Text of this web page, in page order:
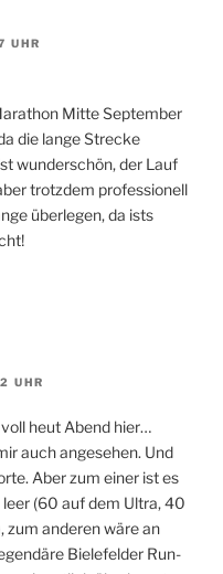
UHR
Mitte September
die lange Strecke
wunderschön, der Lauf
trotzdem professionell
überlegen, da ists
UHR
voll heut Abend hier…
auch angesehen. Und
Aber zum einer ist es
(60 auf dem Ultra, 40
zum anderen wäre an
Bielefelder Run-